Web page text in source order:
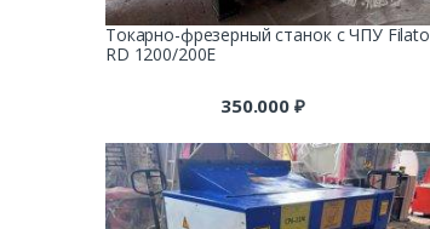
Токарно-фрезерный станок с ЧПУ Filato
RD 1200/200E
350.000 ₽